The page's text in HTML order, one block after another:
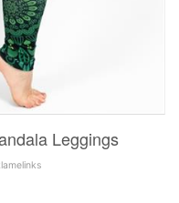
Leggings